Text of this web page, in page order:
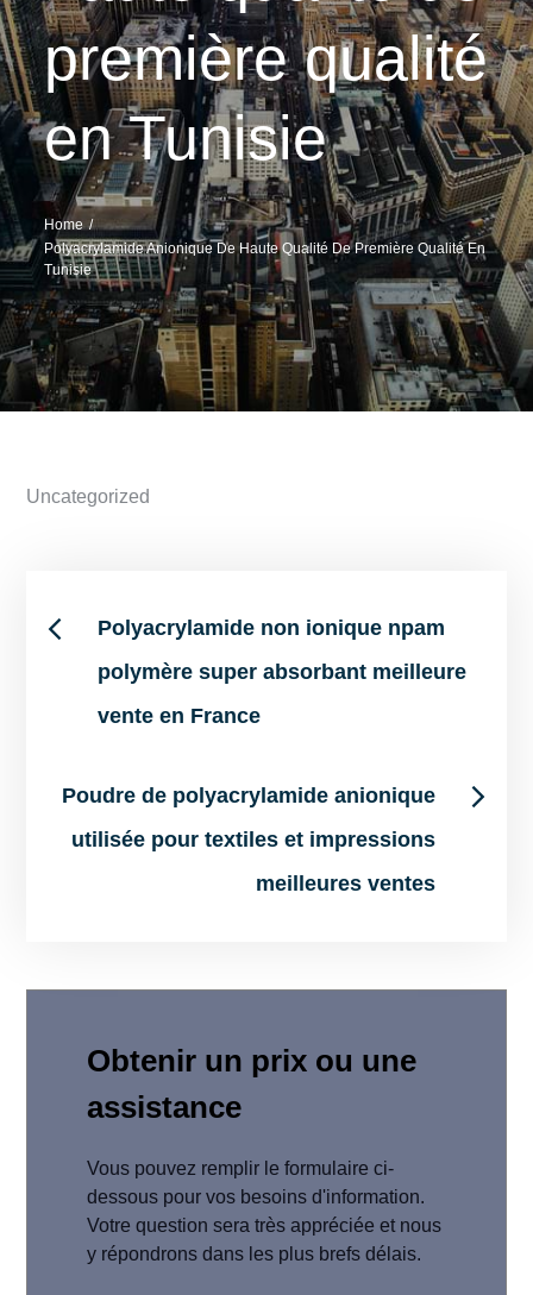
première qualité
en Tunisie
Home
Polyacrylamide Anionique De Haute Qualité De Première Qualité En
Tunisie
Uncategorized
Post
navigation
Polyacrylamide non ionique npam
polymère super absorbant meilleure
vente en France
Poudre de polyacrylamide anionique
utilisée pour textiles et impressions
meilleures ventes
Obtenir un prix ou une
assistance
Vous pouvez remplir le formulaire ci-
dessous pour vos besoins d'information.
Votre question sera très appréciée et nous
y répondrons dans les plus brefs délais.